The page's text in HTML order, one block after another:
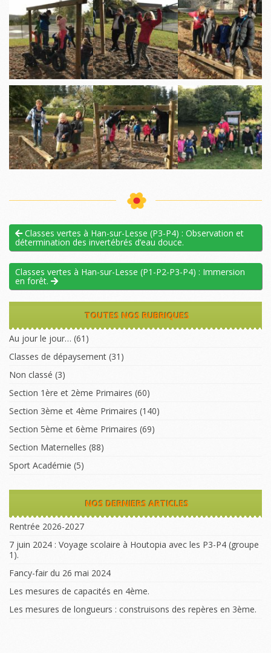
Classes vertes à Han-sur-Lesse (P3-P4) : Observation et
détermination des invertébrés d’eau douce.
Classes vertes à Han-sur-Lesse (P1-P2-P3-P4) : Immersion
en forêt.
TOUTES NOS RUBRIQUES
Au jour le jour… (61)
Classes de dépaysement (31)
Non classé (3)
Section 1ère et 2ème Primaires (60)
Section 3ème et 4ème Primaires (140)
Section 5ème et 6ème Primaires (69)
Section Maternelles (88)
Sport Académie (5)
NOS DERNIERS ARTICLES
Rentrée 2026-2027
7 juin 2024 : Voyage scolaire à Houtopia avec les P3-P4 (groupe
1).
Fancy-fair du 26 mai 2024
Les mesures de capacités en 4ème.
Les mesures de longueurs : construisons des repères en 3ème.